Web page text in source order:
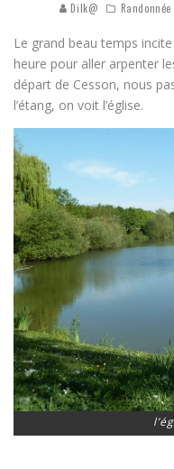
Dilk@
Le grand beau temps
heure pour aller arpenter
départ de Cesson, nous
l’étang, on voit l’église.